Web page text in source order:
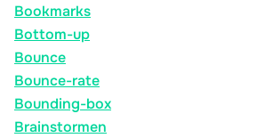
Bookmarks
Bottom-up
Bounce
Bounce-rate
Bounding-box
Brainstormen